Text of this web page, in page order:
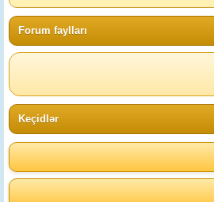
Forum faylları
Keçidlər